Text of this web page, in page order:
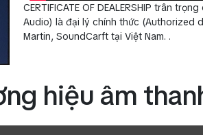
CERTIFICATE OF DEALERSHIP trân
Audio) là đại lý chính thức (Authorized
Martin, SoundCarft tại Việt Nam. .
hiệu âm